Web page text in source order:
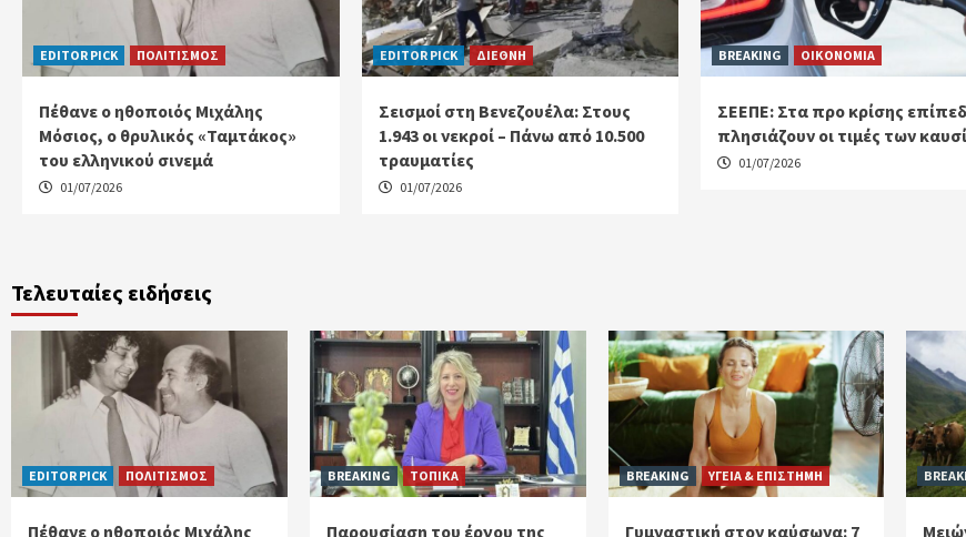
EDITOR PICK ΠΟΛΙΤΙΣΜΟΣ
Πέθανε ο ηθοποιός Μιχάλης
Μόσιος, ο θρυλικός «Ταμτάκος»
του ελληνικού σινεμά
01/07/2026
EDITOR PICK ΔΙΕΘΝΗ
Σεισμοί στη Βενεζουέλα: Στους
1.943 οι νεκροί – Πάνω από 10.500
τραυματίες
01/07/2026
BREAKING ΟΙΚΟΝΟΜΙΑ
ΣΕΕΠΕ: Στα προ κρίσης
πλησιάζουν οι τιμές των
01/07/2026
Τελευταίες ειδήσεις
EDITOR PICK ΠΟΛΙΤΙΣΜΟΣ
Πέθανε ο ηθοποιός Μιχάλης
BREAKING ΤΟΠΙΚΑ
Παρουσίαση του έργου της
BREAKING ΥΓΕΙΑ & ΕΠΙΣΤΗΜΗ
Γυμναστική στον καύσωνα: 7